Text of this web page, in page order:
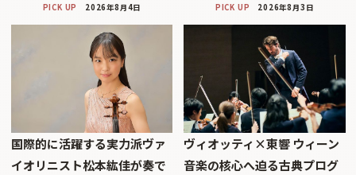
PICK UP 2026年8月4日 PICK UP 2026年8月3日
国際的に活躍する実力派ヴァ
イオリニスト松本紘佳が奏で
ヴィオッティ×東響 ウィーン
音楽の核心へ迫る古典プログ